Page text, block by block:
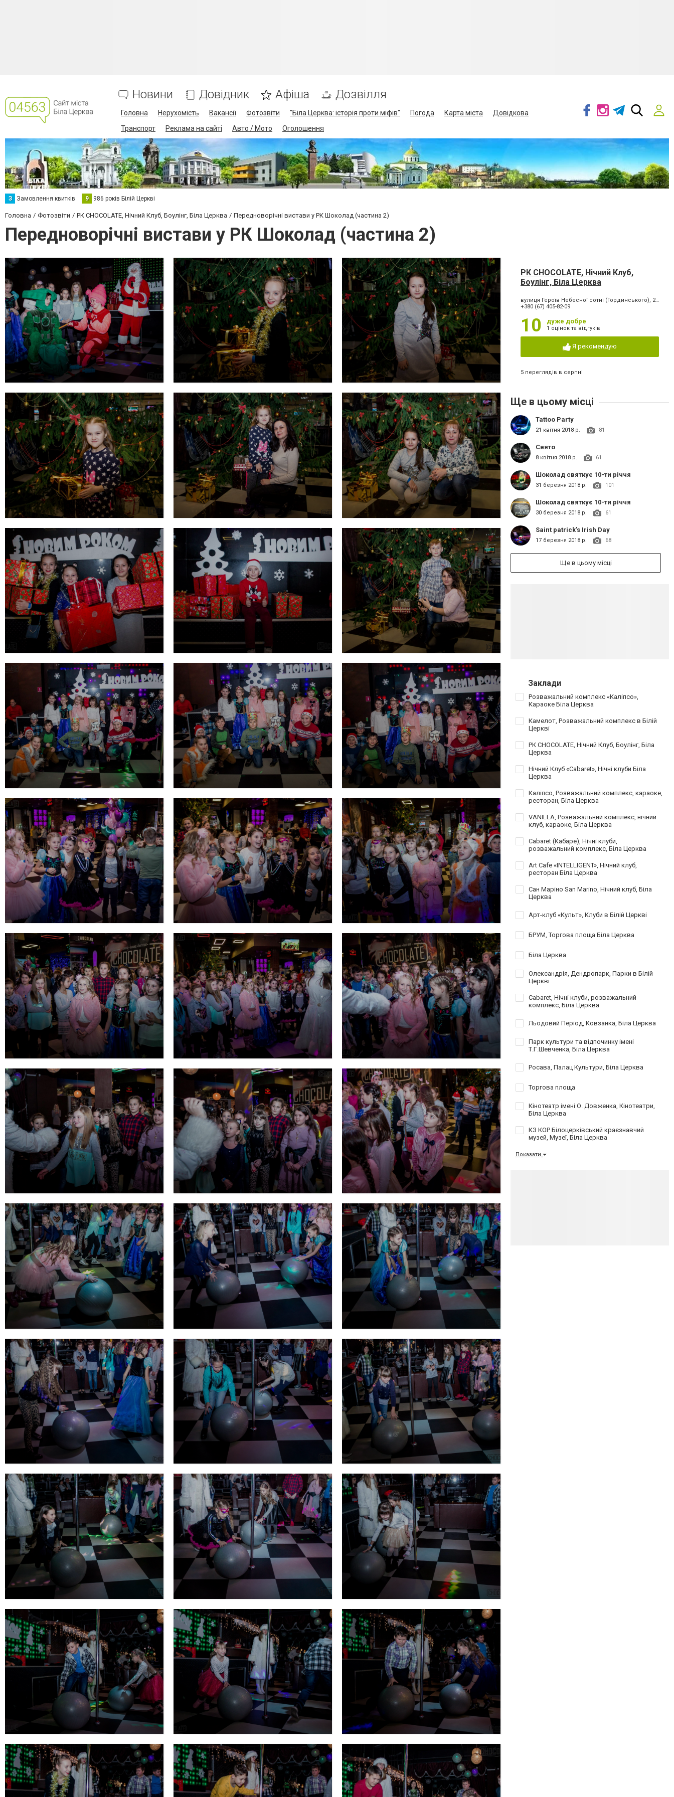
Новини Довідник Афіша Дозвілля
Головна Нерухомість Вакансії Фотозвіти "Біла Церква: історія проти міфів" Погода Карта міста
Довідкова
Транспорт
Реклама на сайті Авто / Мото Оголошення
З Замовлення квитків 9 986 років Білій Церкві
Головна Фотозвіти РК CHOCOLATE, Нічний Клуб, Боулінг, Біла Церква Передноворічні вистави у РК Шоколад (частина 2)
Передноворічні вистави у РК Шоколад (частина 2)
РК CHOCOLATE, Нічний Клуб,
Боулінг, Біла Церква
вулиця Героїв Небесної сотні (Гординського), 2-а
+380 (67) 405-82-09
10 дуже добре
1 оцінок та відгуків
Я рекомендую
5 переглядів в серпні
Ще в цьому місці
Tattoo Party
21 квітня 2018 р. 81
Свято
8 квітня 2018 р. 61
Шоколад святкує 10-ти річчя
31 березня 2018 р. 101
Шоколад святкує 10-ти річчя
30 березня 2018 р. 61
Saint patrick's Irish Day
17 березня 2018 р. 68
Ще в цьому місці
Заклади
Розважальний комплекс «Каліпсо»,
Караоке Біла Церква
Камелот, Розважальний комплекс в Білій
Церкві
РК CHOCOLATE, Нічний Клуб, Боулінг, Біла
Церква
Нічний Клуб «Cabaret», Нічні клуби Біла
Церква
Каліпсо, Розважальний комплекс, караоке,
ресторан, Біла Церква
VANILLA, Розважальний комплекс, нічний
клуб, караоке, Біла Церква
Cabaret (Кабаре), Нічні клуби,
розважальний комплекс, Біла Церква
Art Cafe «INTELLIGENT», Нічний клуб,
ресторан Біла Церква
Сан Маріно San Marino, Нічний клуб, Біла
Церква
Арт-клуб «Культ», Клуби в Білій Церкві
БРУМ, Торгова площа Біла Церква
Біла Церква
Олександрія, Дендропарк, Парки в Білій
Церкві
Cabaret, Нічні клуби, розважальний
комплекс, Біла Церква
Льодовий Період, Ковзанка, Біла Церква
Парк культури та відпочинку імені
Т.Г.Шевченка, Біла Церква
Росава, Палац Культури, Біла Церква
Торгова площа
Кінотеатр імені О. Довженка, Кінотеатри,
Біла Церква
КЗ КОР Білоцерківський краєзнавчий
музей, Музеї, Біла Церква
Показати